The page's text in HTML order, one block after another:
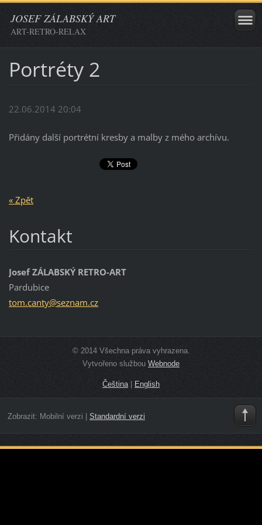
JOSEF ZÁLABSKÝ ART
ART-RETRO-RELAX
Portréty 2
22.06.2014 20:04
Přidány další portrétní kresby a malby z mého archívu.
« Zpět
Kontakt
Josef ZÁLABSKÝ RETRO-ART
Pardubice
tom.canty@seznam.cz
© 2014 Všechna práva vyhrazena.
Vytvořeno službou Webnode
Čeština |English
Zobrazit: Mobilní verzi Standardní verzi